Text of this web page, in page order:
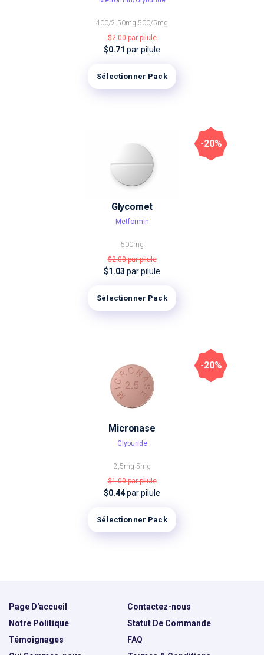
400/2.50mg 500/5mg
$2.00par pilule
$0.71 par pilule
Sélectionner Pack
Glycomet
Metformin
500mg
$2.00par pilule
$1.03 par pilule
Sélectionner Pack
-20%
Micronase
Glyburide
2,5mg 5mg
$1.00par pilule
$0.44par pilule
Sélectionner Pack
-20%
Page D'accueil
Contactez-nous
Notre Politique
Statut De Commande
Témoignages
FAQ